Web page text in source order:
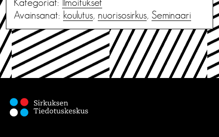
Kategoriat: Ilmoitukset
Avainsanat: koulutus, nuorisosirkus, Seminaari